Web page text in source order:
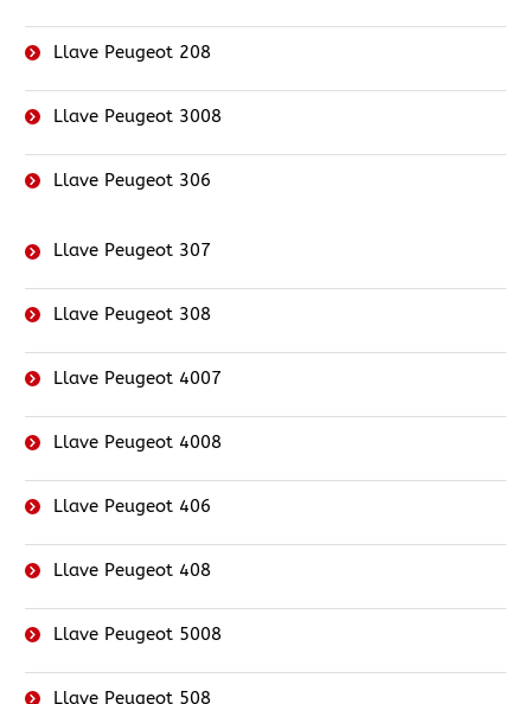
Llave Peugeot 208
Llave Peugeot 3008
Llave Peugeot 306
Llave Peugeot 307
Llave Peugeot 308
Llave Peugeot 4007
Llave Peugeot 4008
Llave Peugeot 406
Llave Peugeot 408
Llave Peugeot 5008
Llave Peugeot 508